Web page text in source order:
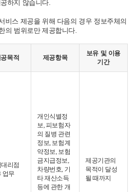
하지 않습니다.
비스 제공을 위해 다음의 경우 정보주체의
의 범위로만 제공합니다.
목적 제공항목
보유 및 이용
기간
리점
업무
개인식별정
보, 피보험자
의 질병 관련
정보, 보험계
약정보, 보험
금지급정보,
차량번호, 기
타 재산소득
등에 관한 개
제공기관의
목적이 달성
될 때까지